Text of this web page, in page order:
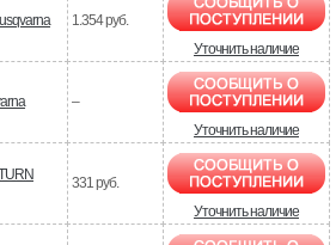
1.354 руб.
Уточнить наличие
–
Уточнить наличие
331 руб.
Уточнить наличие